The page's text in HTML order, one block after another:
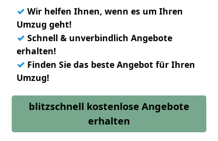
✓ Wir helfen Ihnen, wenn es um Ihren
Umzug geht!
✓ Schnell & unverbindlich Angebote
erhalten!
✓ Finden Sie das beste Angebot für Ihren
Umzug!
blitzschnell kostenlose Angebote
erhalten